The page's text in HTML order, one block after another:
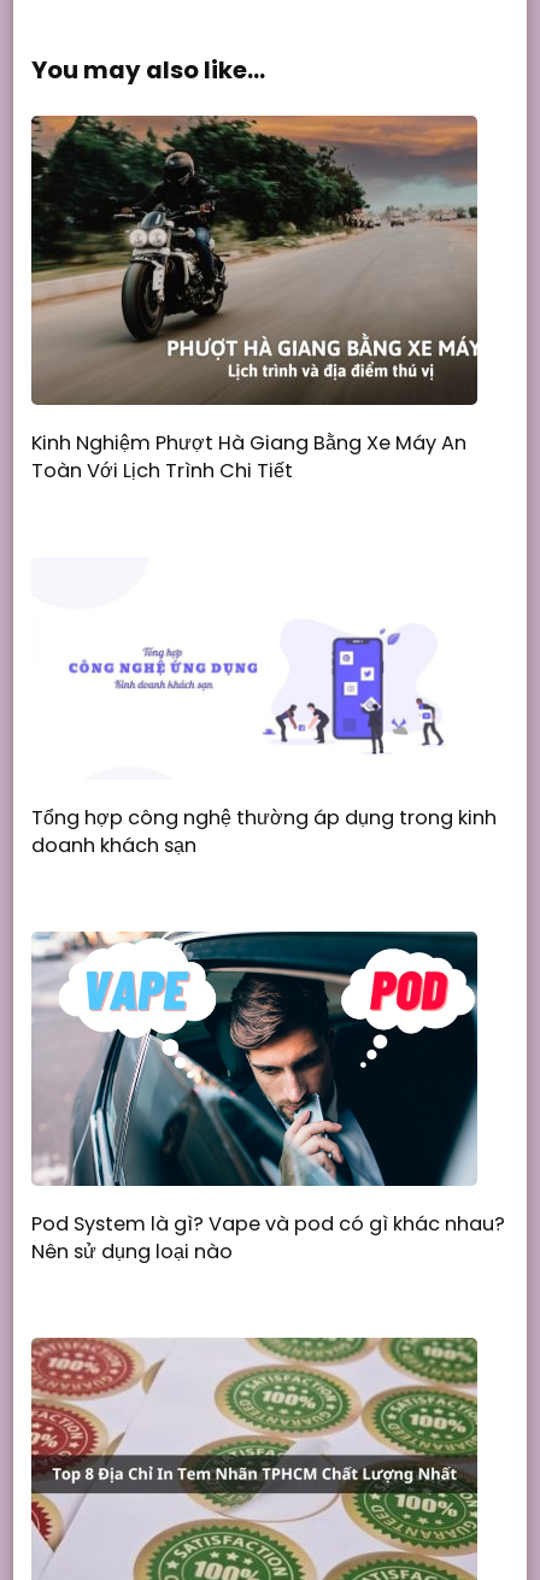
You may also like...
Kinh Nghiệm Phượt Hà Giang Bằng Xe Máy An
Toàn Với Lịch Trình Chi Tiết
Tổng hợp công nghệ thường áp dụng trong kinh
doanh khách sạn
Pod System là gì? Vape và pod có gì khác nhau?
Nên sử dụng loại nào